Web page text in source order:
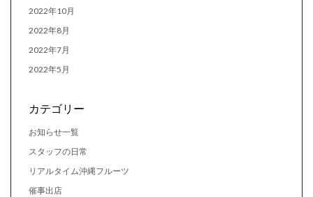
2022年10月
2022年8月
2022年7月
2022年5月
カテゴリー
お知らせ一覧
スタッフの日常
リアルタイム沖縄フルーツ
催事出店